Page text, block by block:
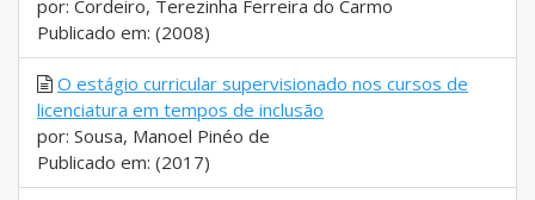
por: Cordeiro, Terezinha Ferreira do Carmo
Publicado em: (2008)
O estágio curricular supervisionado nos cursos de
licenciatura em tempos de inclusão
por: Sousa, Manoel Pinéo de
Publicado em: (2017)